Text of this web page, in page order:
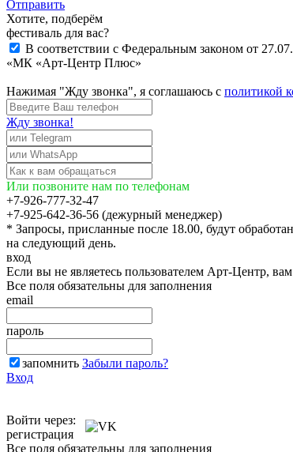
Отправить
Хотите, подберём
фестиваль для вас?
В соответствии с Федеральным законом от
«МК «Арт-Центр Плюс»
Нажимая "Жду звонка", я соглашаюсь с политикой
Жду звонка!
Или позвоните нам по телефонам
+7-926-777-32-47
+7-925-642-36-56 (дежурный менеджер)
* Запросы, присланные после 18.00, будут
на следующий день.
вход
Если вы не являетесь пользователем Арт-Центр,
Все поля обязательны для заполнения
email
пароль
запомнить Забыли пароль?
Вход
Войти через:
регистрация
Все поля обязательны для заполнения